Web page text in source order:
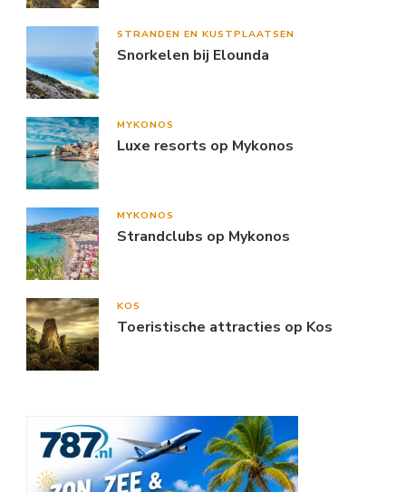
STRANDEN EN KUSTPLAATSEN
Snorkelen bij Elounda
MYKONOS
Luxe resorts op Mykonos
MYKONOS
Strandclubs op Mykonos
KOS
Toeristische attracties op Kos